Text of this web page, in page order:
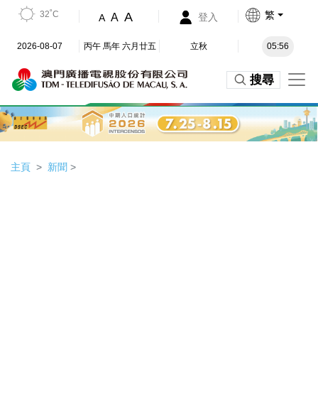
32˚C A A A 登入 繁
2026-08-07 丙午 馬年 六月廿五 立秋 05:56
搜尋
主頁 新聞 >